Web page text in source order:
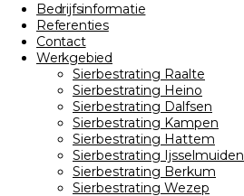
Bedrijfsinformatie
Referenties
Contact
Werkgebied
Sierbestrating Raalte
Sierbestrating Heino
Sierbestrating Dalfsen
Sierbestrating Kampen
Sierbestrating Hattem
Sierbestrating Ijsselmuiden
Sierbestrating Berkum
Sierbestrating Wezep